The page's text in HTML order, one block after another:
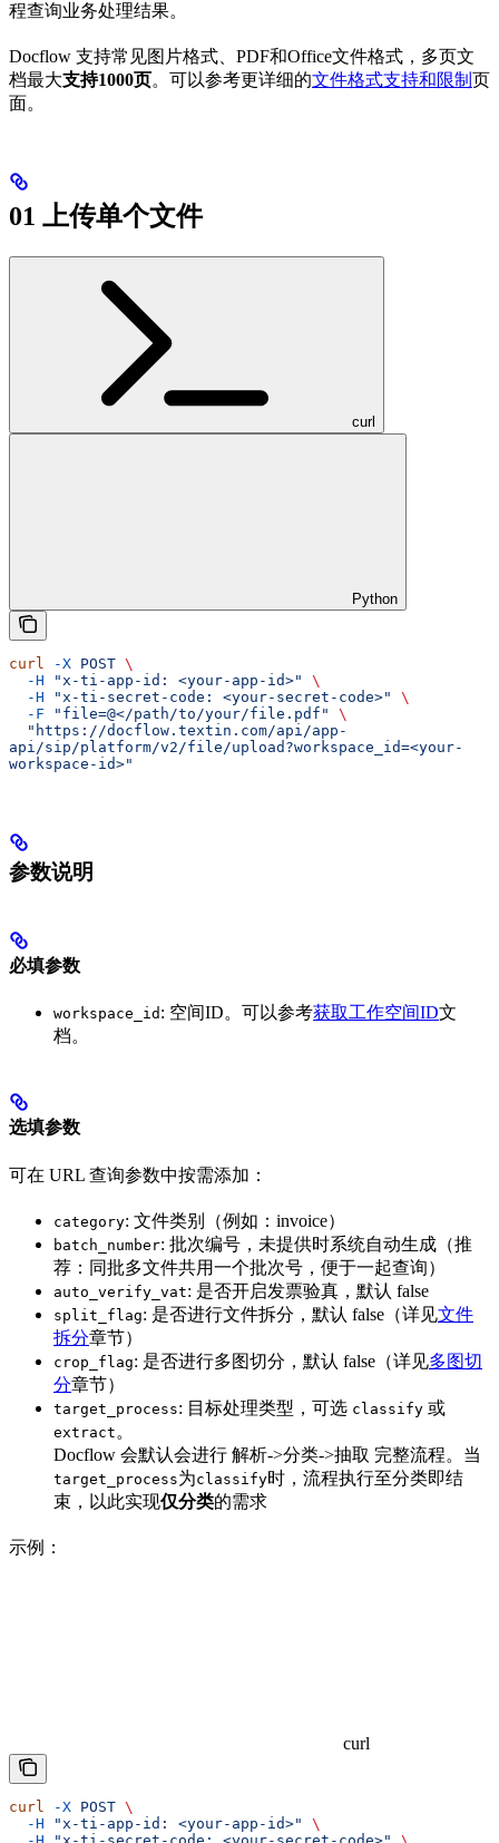
程查询业务处理结果。
Docflow 支持常见图片格式、PDF和Office文件格式，多页文
档最大支持1000页。可以参考更详细的文件格式支持和限制 页
面。
01 上传单个文件
curl
Python
curl -X POST \
  -H
"x-ti-app-id: <your-app-id>"
\
  -H
"x-ti-secret-code: <your-secret-code>"
\
  -F
"file=@</path/to/your/file.pdf"
\
api/sip/platform/v2/file/upload?workspace_id=<your-
workspace-id>"
参数说明
必填参数
workspace_id : 空间ID。可以参考获取工作空间ID文
档。
选填参数
可在 URL 查询参数中按需添加：
category: 文件类别（例如：invoice）
batch_number: 批次编号，未提供时系统自动生成（推
荐：同批多文件共用一个批次号，便于一起查询）
auto_verify_vat: 是否开启发票验真，默认 false
split_flag: 是否进行文件拆分，默认 false（详见文件
拆分章节）
crop_flag: 是否进行多图切分，默认 false（详见多图切
分章节）
target_process: 目标处理类型，可选 classify 或
extract 。
Docflow 会默认会进行 解析->分类->抽取 完整流程。当
target_process为classify时，流程执行至分类即结
束，以此实现仅分类的需求
示例：
curl
curl -X POST \
  -H
"x-ti-app-id: <your-app-id>"
\